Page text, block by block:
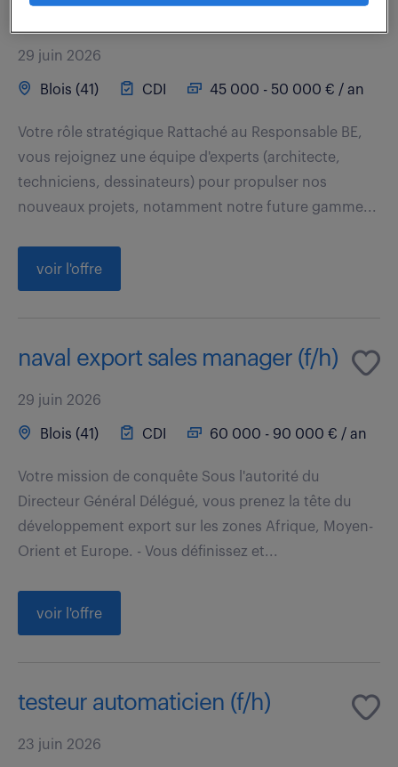
ingénieur conception navale (f/h)
29 juin 2026
Blois (41) CDI 45 000 - 50 000 € / an
Votre rôle stratégique Rattaché au Responsable BE,
vous rejoignez une équipe d'experts (architecte,
techniciens, dessinateurs) pour propulser nos
nouveaux projets, notamment notre future gamme...
voir l'offre
naval export sales manager (f/h)
29 juin 2026
Blois (41) CDI 60 000 - 90 000 € / an
Votre mission de conquête Sous l'autorité du
Directeur Général Délégué, vous prenez la tête du
développement export sur les zones Afrique, Moyen-
Orient et Europe. - Vous définissez et...
voir l'offre
testeur automaticien (f/h)
23 juin 2026